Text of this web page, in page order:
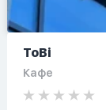
ToBi
Кафе